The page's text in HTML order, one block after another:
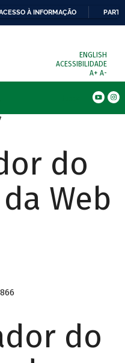
À INFORMAÇÃO
ENGLISH
ACESSIBILIDADE
A+ A-
do
Web
do